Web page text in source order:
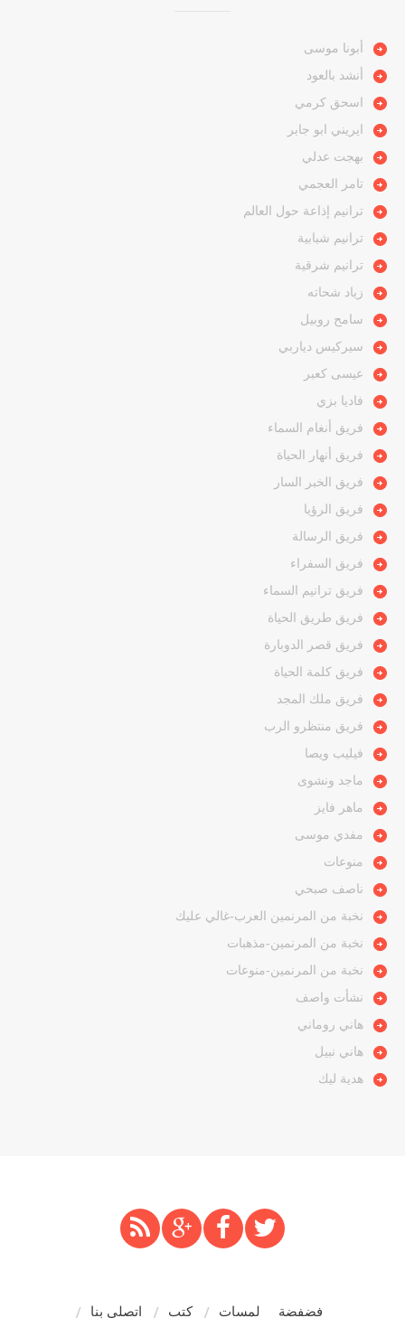
أبونا موسى
أنشد بالعود
اسحق كرمي
ايريني ابو جابر
بهجت عدلي
تامر العجمي
ترانيم إذاعة حول العالم
ترانيم شبابية
ترانيم شرقية
زياد شحاته
سامح روبيل
سيركيس دياربي
عيسى كعبر
فاديا بزي
فريق أنغام السماء
فريق أنهار الحياة
فريق الخبر السار
فريق الرؤيا
فريق الرسالة
فريق السفراء
فريق ترانيم السماء
فريق طريق الحياة
فريق قصر الدوبارة
فريق كلمة الحياة
فريق ملك المجد
فريق منتظرو الرب
فيليب ويصا
ماجد ونشوى
ماهر فايز
مفدي موسى
منوعات
ناصف صبحي
نخبة من المرنمين العرب-غالي عليك
نخبة من المرنمين-مذهبات
نخبة من المرنمين-منوعات
نشأت واصف
هاني روماني
هاني نبيل
هدية ليك
فضفضة لمسات كتب اتصلي بنا